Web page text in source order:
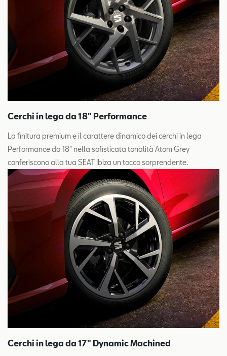
Cerchi in lega da 18" Performance
La finitura premium e il carattere dinamico dei cerchi in lega
Performance da 18" nella sofisticata tonalità Atom Grey
conferiscono alla tua SEAT Ibiza un tocco sorprendente.
Cerchi in lega da 17" Dynamic Machined